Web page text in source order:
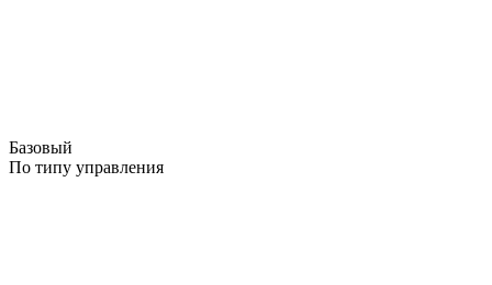
Базовый
По типу управления